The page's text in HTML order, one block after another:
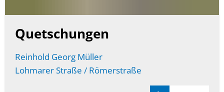
Quetschungen
Reinhold Georg Müller
Lohmarer Straße / Römerstraße